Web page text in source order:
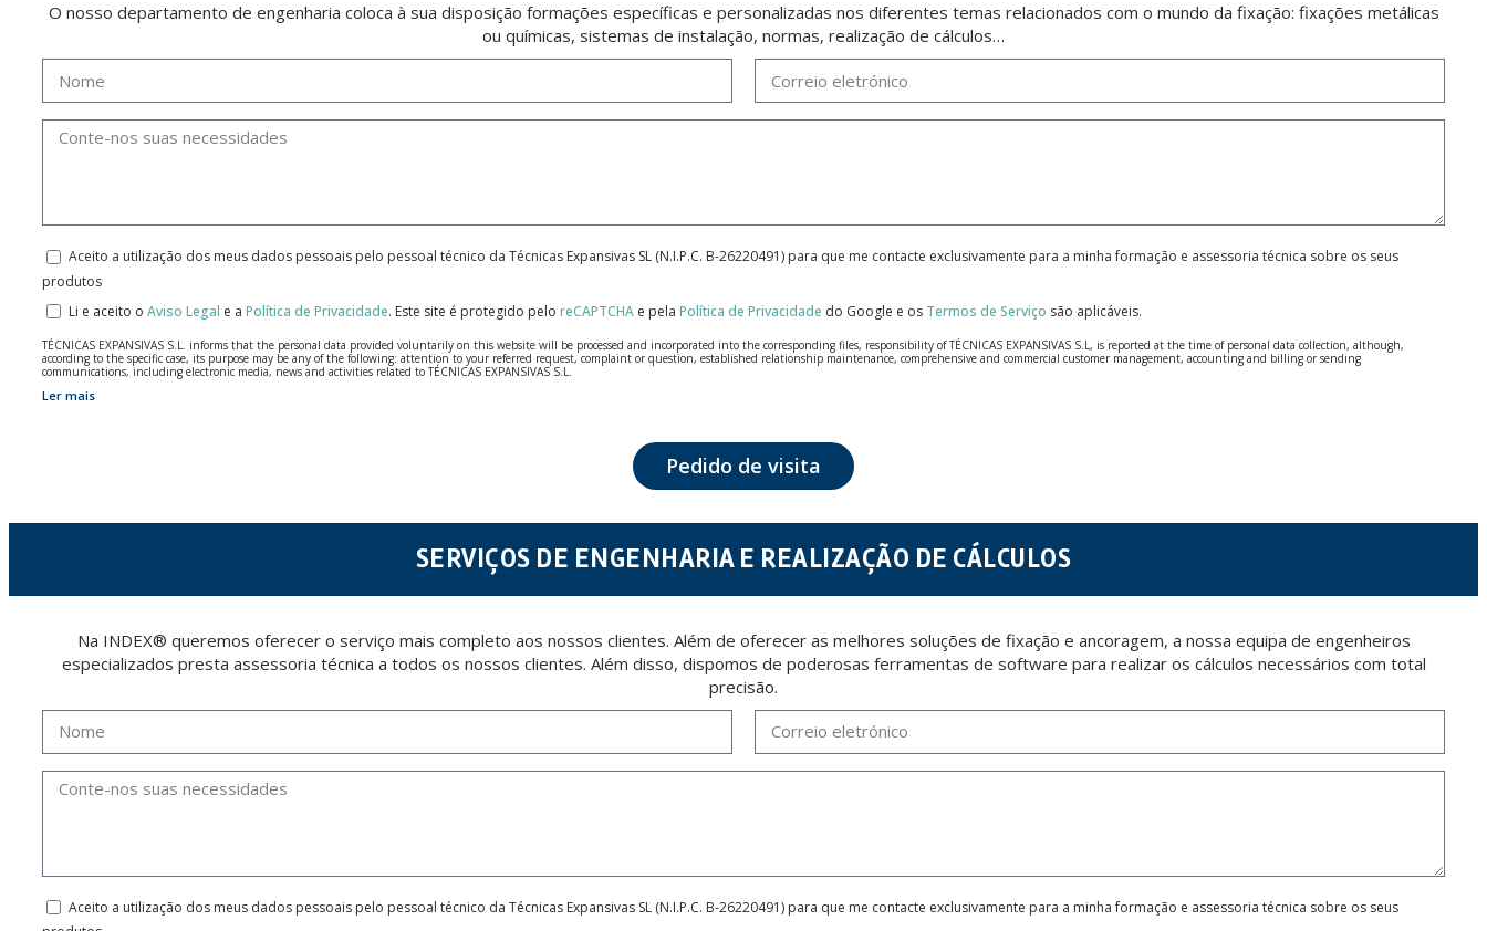
O nosso departamento de engenharia coloca à sua disposição formações específicas e personalizadas nos diferentes temas relacionados com o mundo da fixação: fixações metálicas
ou químicas, sistemas de instalação, normas, realização de cálculos…
Aceito a utilização dos meus dados pessoais pelo pessoal técnico da Técnicas Expansivas SL (N.I.P.C. B-26220491) para que me contacte exclusivamente para a minha formação e assessoria técnica sobre os seus
produtos
Li e aceito o Aviso Legal e a Política de Privacidade. Este site é protegido pelo reCAPTCHA e pela Política de Privacidade do Google e os Termos de Serviço são aplicáveis.
TÉCNICAS EXPANSIVAS S.L. informs that the personal data provided voluntarily on this website will be processed and incorporated into the corresponding files, responsibility of TÉCNICAS EXPANSIVAS S.L, is reported at the time of personal data collection, although,
according to the specific case, its purpose may be any of the following: attention to your referred request, complaint or question, established relationship maintenance, comprehensive and commercial customer management, accounting and billing or sending
communications, including electronic media, news and activities related to TÉCNICAS EXPANSIVAS S.L.
The data in our files are strictly confidential and shall be treated with the utmost confidentiality and shall comply with all the requirements provided for the General Data Protection Regulation (GDPR) 2016.
The user may at any time exercise their rights of access, rectification, cancellation and opposition under the provisions of the General Data Protection Regulation (GDPR) 2016 by sending a letter together with a photocopy of your ID, to P.I. La Portalada II | c/ Segador 13,
Ler mais
Pedido de visita
SERVIÇOS DE ENGENHARIA E REALIZAÇÃO DE CÁLCULOS
Na INDEX® queremos oferecer o serviço mais completo aos nossos clientes. Além de oferecer as melhores soluções de fixação e ancoragem, a nossa equipa de engenheiros
especializados presta assessoria técnica a todos os nossos clientes. Além disso, dispomos de poderosas ferramentas de software para realizar os cálculos necessários com total
precisão.
Aceito a utilização dos meus dados pessoais pelo pessoal técnico da Técnicas Expansivas SL (N.I.P.C. B-26220491) para que me contacte exclusivamente para a minha formação e assessoria técnica sobre os seus